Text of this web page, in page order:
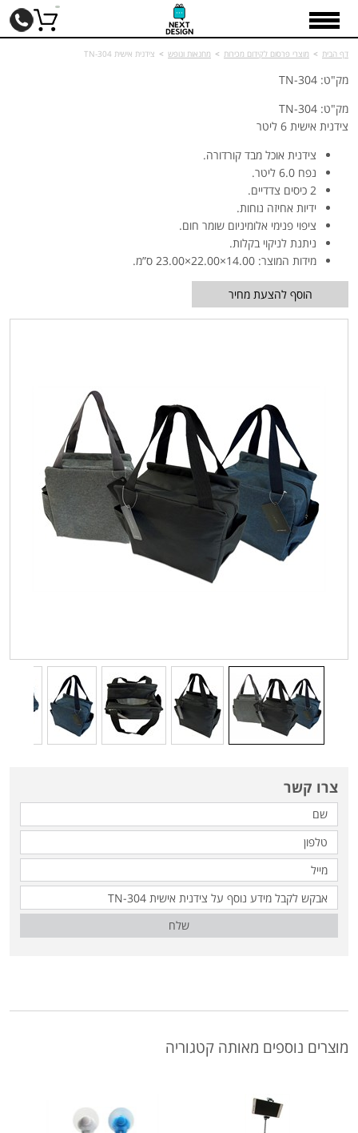
דף הבית > מוצרי פרסום לקידום מכירות > מחנאות ונופש > צידנית אישית TN-304
מק"ט: TN-304
מק"ט: TN-304
צידנית אישית 6 ליטר
צידנית אוכל מבד קורדורה.
נפח 6.0 ליטר.
2 כיסים צדדיים.
ידיות אחיזה נוחות.
ציפוי פנימי אלומיניום שומר חום.
ניתנת לניקוי בקלות.
מידות המוצר: 14.00×22.00×23.00 ס”מ.
הוסף להצעת מחיר
צרו קשר
שלח
מוצרים נוספים מאותה קטגוריה